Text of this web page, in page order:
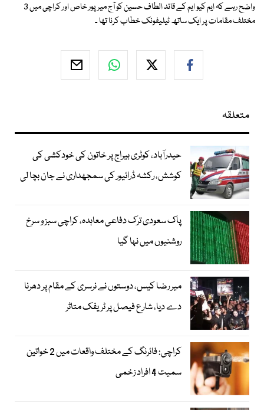
واضح رہے کہ ایم کیو ایم کے قائد الطاف حسین کو آج میرپور خاص اور کراچی میں 3
مختلف مقامات پر ایک ساتھ ٹیلیفونک خطاب کرنا تھا ۔
متعلقہ
حیدرآباد، کوٹری بیراج پر خاتون کی خودکشی کی
کوشش، رکشہ ڈرائیور کی سمجھداری نے جان بچا لی
پاک سعودی ترک دفاعی معاہدہ، کراچی سبز و سرخ
روشنیوں میں نہا گیا
میر رضا کیس، دوستوں نے نرسری کے مقام پر دھرنا
دے دیا، شارع فیصل پر ٹریفک متاثر
کراچی: فائرنگ کے مختلف واقعات میں 2 خواتین
سمیت 4 افراد زخمی